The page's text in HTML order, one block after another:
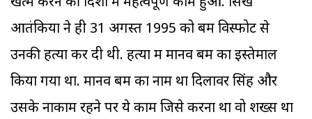
आतंकियों ने ही 31 अगस्त 1995 को बम विस्फोट से
उनकी हत्या कर दी थी. हत्या में मानव बम का इस्तेमाल
किया गया था. मानव बम का नाम था दिलावर सिंह और
उसके नाकाम रहने पर ये काम जिसे करना था वो शख्स था